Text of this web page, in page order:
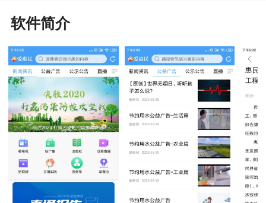
软件简介